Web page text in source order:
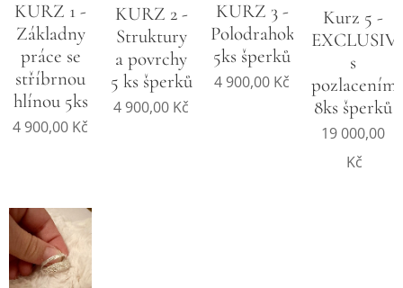
KURZ 1 -
Základny
práce se
stříbrnou
hlínou 5ks
4 900,00 Kč
KURZ 2 -
Struktury
a povrchy
5 ks šperků
4 900,00 Kč
KURZ 3 -
Polodrahokamy
5ks šperků
4 900,00 Kč
Kurz 5 -
s
pozlacením
8ks šperků
19 000,00
Kč